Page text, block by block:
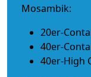
Mosambik:
20er-
40er-
40er-High